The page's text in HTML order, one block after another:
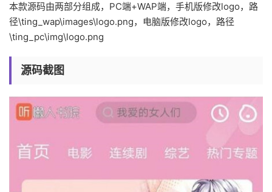
本款源码由两部分组成，PC端+WAP端，手机版修改logo，路
径\ting_wap\images\logo.png，电脑版修改logo，路径
\ting_pc\img\logo.png
源码截图